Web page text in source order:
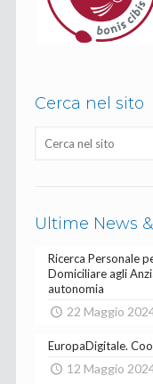
Cerca nel sito
Ultime News
Ricerca Personale
Domiciliare agli
autonomia
22 Maggio
EuropaDigitale.
12 Maggio